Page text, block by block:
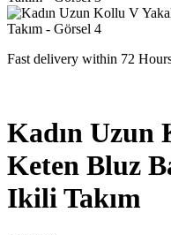
Fast delivery within 72
Kadın Uzun
Keten Bluz
Ikili Takım